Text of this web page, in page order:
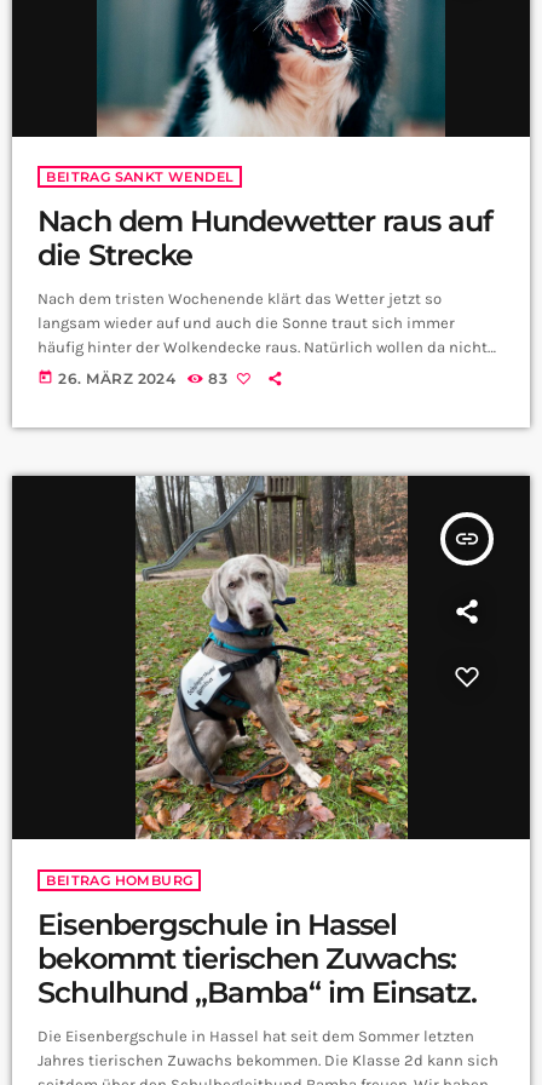
BEITRAG SANKT WENDEL
Nach dem Hundewetter raus auf
die Strecke
Nach dem tristen Wochenende klärt das Wetter jetzt so
langsam wieder auf und auch die Sonne traut sich immer
häufig hinter der Wolkendecke raus. Natürlich wollen da nicht
nur wir, sondern auch unsere Vierbeiner nach draußen. Diesen
today 26. MÄRZ 2024 83
insert_link
BEITRAG HOMBURG
Eisenbergschule in Hassel
bekommt tierischen Zuwachs:
Schulhund „Bamba“ im Einsatz.
Die Eisenbergschule in Hassel hat seit dem Sommer letzten
Jahres tierischen Zuwachs bekommen. Die Klasse 2d kann sich